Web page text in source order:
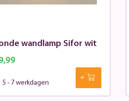
wandlamp Sifor wit
5 - 7 werkdagen